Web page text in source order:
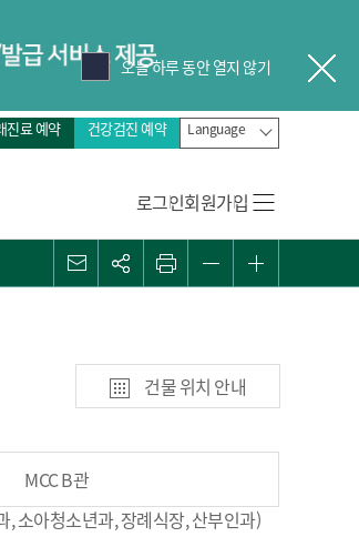
오늘 하루 동안 열지 않기
진료 예약 건강검진 예약 Language
로그인회원가입
메일 관심콘텐츠
프린트 화면 축소
건물 위치 안내
MCC B관
, 소아청소년과, 장례식장, 산부인과)